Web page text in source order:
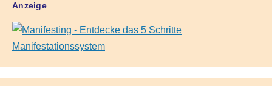
Anzeige